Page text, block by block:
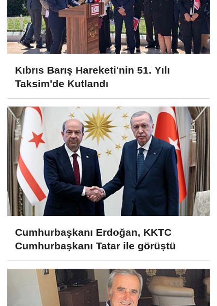
Kıbrıs Barış Hareketi'nin 51. Yılı
Taksim'de Kutlandı
Cumhurbaşkanı Erdoğan, KKTC
Cumhurbaşkanı Tatar ile görüştü